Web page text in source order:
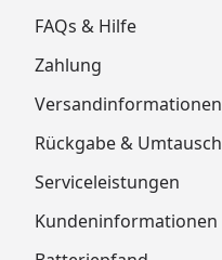
FAQs & Hilfe
Zahlung
Versandinformationen
Rückgabe & Umtausch
Serviceleistungen
Kundeninformationen